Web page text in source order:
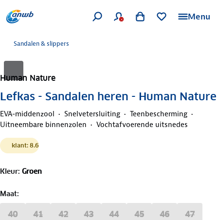
Menu
Sandalen & slippers
Human Nature
Lefkas - Sandalen heren - Human Nature
EVA-middenzool Snelvetersluiting
Teenbescherming
Uitneembare binnenzolen
Vochtafvoerende uitsnedes
klant: 8.6
Kleur: Groen
Maat:
40 41 42 43 44 45 46 47